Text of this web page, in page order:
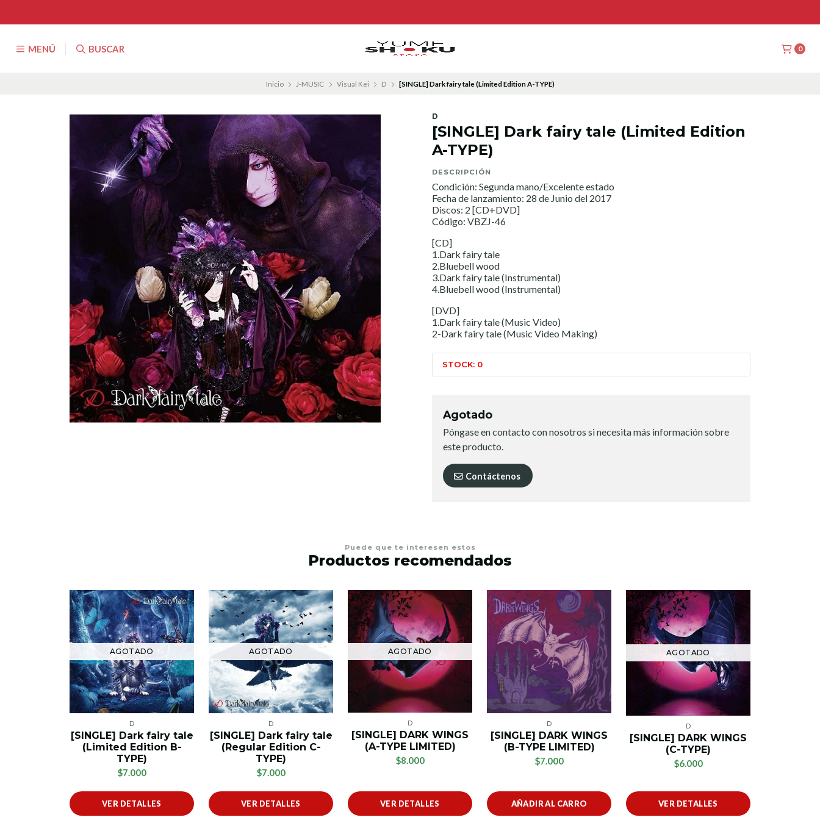
MENÚ BUSCAR 0
Inicio J-MUSIC Visual Kei D [SINGLE] Dark fairy tale (Limited Edition A-TYPE)
D
[SINGLE] Dark fairy tale (Limited Edition
A-TYPE)
DESCRIPCIÓN
Condición: Segunda mano/Excelente estado
Fecha de lanzamiento: 28 de Junio del 2017
Discos: 2 [CD+DVD]
Código: VBZJ-46
[CD]
1.Dark fairy tale
2.Bluebell wood
3.Dark fairy tale (Instrumental)
4.Bluebell wood (Instrumental)
[DVD]
1.Dark fairy tale (Music Video)
2-Dark fairy tale (Music Video Making)
STOCK: 0
Agotado
Póngase en contacto con nosotros si necesita más información sobre
este producto.
Contáctenos
Puede que te interesen estos
Productos recomendados
AGOTADO
D
[SINGLE] Dark fairy tale
(Limited Edition B-
TYPE)
$7.000
VER DETALLES
AGOTADO
D
[SINGLE] Dark fairy tale
(Regular Edition C-
TYPE)
$7.000
VER DETALLES
AGOTADO
D
[SINGLE] DARK WINGS
(A-TYPE LIMITED)
$8.000
VER DETALLES
D
[SINGLE] DARK WINGS
(B-TYPE LIMITED)
$7.000
AÑADIR AL CARRO
AGOTADO
D
[SINGLE] DARK WINGS
(C-TYPE)
$6.000
VER DETALLES